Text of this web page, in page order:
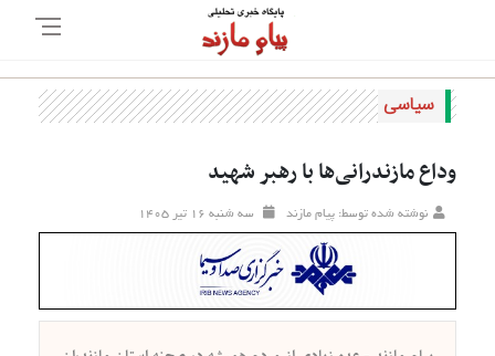
سیاسی
وداع مازندرانی‌ها با رهبر شهید
نوشته شده توسط: پیام مازند سه شنبه ۱۶ تير ۱۴۰۵